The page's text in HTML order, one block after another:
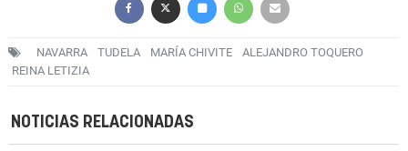
NAVARRA TUDELA MARÍA CHIVITE
ALEJANDRO TOQUERO
REINA LETIZIA
NOTICIAS RELACIONADAS